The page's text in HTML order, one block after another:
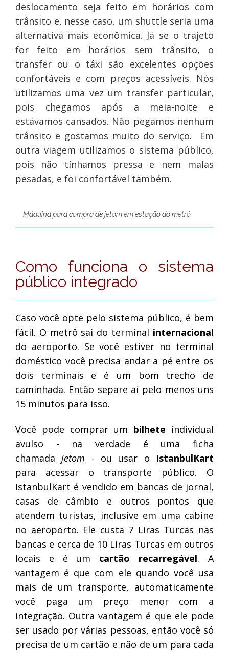
deslocamento seja feito em horários com
trânsito e, nesse caso, um shuttle seria uma
alternativa mais econômica. Já se o trajeto
for feito em horários sem trânsito, o
transfer ou o táxi são excelentes opções
confortáveis e com preços acessíveis. Nós
utilizamos uma vez um transfer particular,
pois chegamos após a meia-noite e
estávamos cansados. Não pegamos nenhum
trânsito e gostamos muito do serviço. Em
outra viagem utilizamos o sistema público,
pois não tínhamos pressa e nem malas
pesadas, e foi confortável também.
Máquina para compra de jetom em estação do metrô
Como funciona o sistema
público integrado
Caso você opte pelo sistema público, é bem
fácil. O metrô sai do terminal internacional
do aeroporto. Se você estiver no terminal
doméstico você precisa andar a pé entre os
dois terminais e é um bom trecho de
caminhada. Então separe aí pelo menos uns
15 minutos para isso.
Você pode comprar um bilhete individual
avulso - na verdade é uma ficha
chamadajetom - ou usar o IstanbulKart
para acessar o transporte público. O
IstanbulKart é vendido em bancas de jornal,
casas de câmbio e outros pontos que
atendem turistas, inclusive em uma cabine
no aeroporto. Ele custa 7 Liras Turcas nas
bancas e cerca de 10 Liras Turcas em outros
locais e é um cartão recarregável. A
vantagem é que com ele quando você usa
mais de um transporte, automaticamente
você paga um preço menor com a
integração. Outra vantagem é que ele pode
ser usado por várias pessoas, então você só
precisa de um cartão e não de um para cada